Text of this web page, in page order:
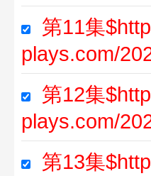
第11集
plays.com/
第12集
plays.com/
第13集